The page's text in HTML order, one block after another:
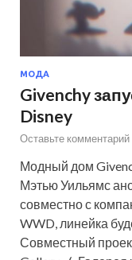
МОДА
Givenchy
Disney
Оставьте комментарий
Модный дом
Мэтью Уильямс
совместно с
WWD, линейка
Совместный